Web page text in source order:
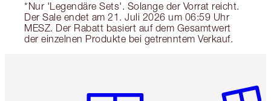
*Nur 'Legendäre Sets'. Solange der Vorrat reicht.
Der Sale endet am 21. Juli 2026 um 06:59 Uhr
MESZ. Der Rabatt basiert auf dem Gesamtwert
der einzelnen Produkte bei getrenntem Verkauf.